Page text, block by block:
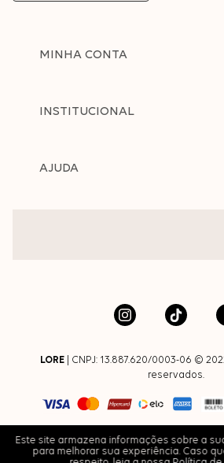
Este site armazena informações sobre a
para melhorar sua experiência. Caso
MINHA CONTA
INSTITUCIONAL
AJUDA
LORE | CNPJ: 13.887.620/0003-06 ©
reservados.